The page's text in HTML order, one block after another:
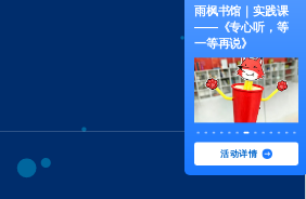
雨枫书馆｜实践课
——《专心听，等
一等再说》
活动详情